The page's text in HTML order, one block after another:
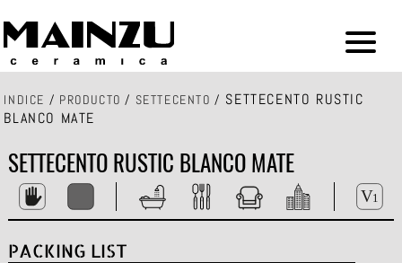
INDICE / PRODUCTO / SETTECENTO / SETTECENTO RUSTIC
BLANCO MATE
SETTECENTO RUSTIC BLANCO MATE
PACKING LIST